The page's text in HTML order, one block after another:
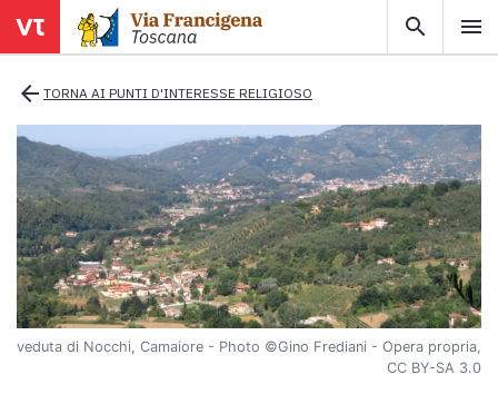
search menu
Territori
Tappe
Info utili
Mappa
menu close
arrow_back TORNA AI PUNTI D'INTERESSE RELIGIOSO
veduta di Nocchi, Camaiore - Photo ©Gino Frediani - Opera propria,
CC BY-SA 3.0